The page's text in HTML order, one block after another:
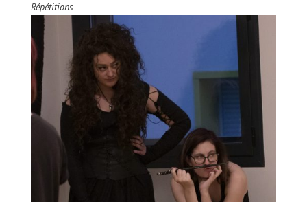
Répétitions